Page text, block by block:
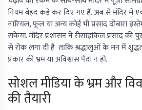
नियम बेहद कड़े कर दिए गए हैं. अब से मंदिर में
नारियल, फूल या अन्य कोई भी प्रसाद दोबारा
सकेगा. मंदिर प्रशासन ने रीसाइकिल प्रसाद की
से रोक लगा दी है ताकि श्रद्धालुओं के मन में
प्रकार की भ्रम या अविश्वास पैदा न हो.
सोशल मीडिया के भ्रम और
की तैयारी